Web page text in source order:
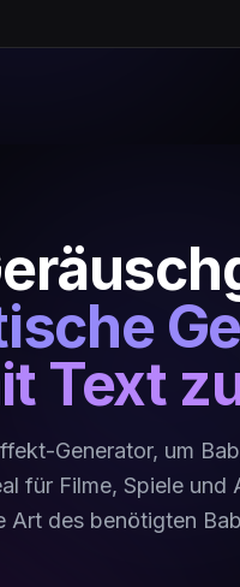
Text
Generator, um
für Filme, Spiele
Art des benötigten